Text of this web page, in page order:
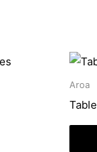
Aroa